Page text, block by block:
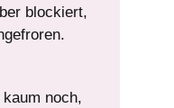
blockiert,
noch,